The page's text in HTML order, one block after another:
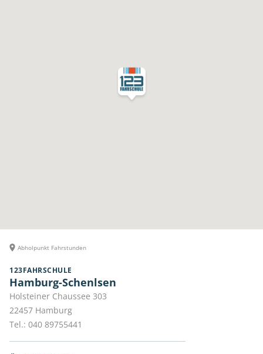
Abholpunkt Fahrstunden
123FAHRSCHULE
Hamburg-Schenlsen
Holsteiner Chaussee 303
22457 Hamburg
Tel.: 040 89755441